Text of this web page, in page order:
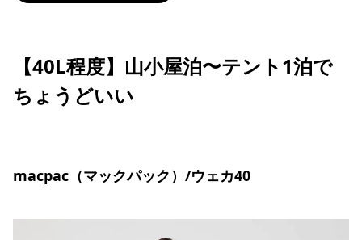
【40L程度】山小屋泊〜テント1泊で
ちょうどいい
macpac（マックパック）/ウェカ40